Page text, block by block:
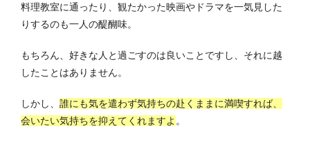
料理教室に通ったり、観たかった映画やドラマを一気見した
りするのも一人の醍醐味。
もちろん、好きな人と過ごすのは良いことですし、それに越
したことはありません。
しかし、 誰にも気を遣わず気持ちの赴くままに満喫すれば、
会いたい気持ちを抑えてくれますよ 。